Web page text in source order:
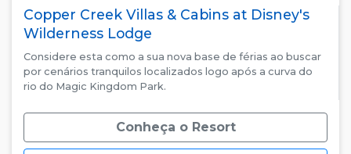
Copper Creek Villas & Cabins at Disney's
Wilderness Lodge
Considere esta como a sua nova base de férias ao buscar
por cenários tranquilos localizados logo após a curva do
rio do Magic Kingdom Park.
Conheça o Resort